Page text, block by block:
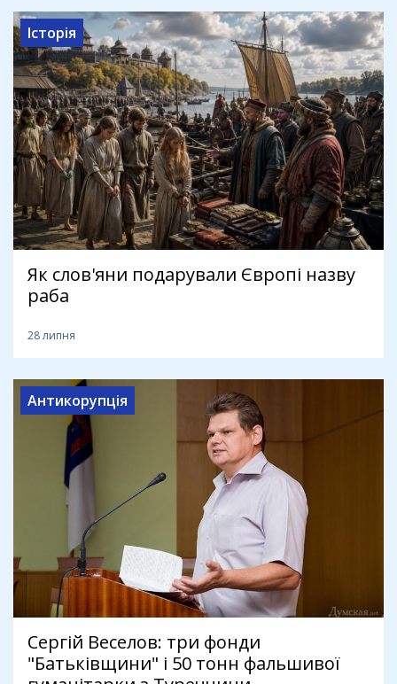
Історія
Як слов'яни подарували Європі назву
раба
28 липня
Антикорупція
Сергій Веселов: три фонди
"Батьківщини" і 50 тонн фальшивої